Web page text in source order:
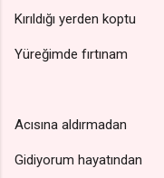
Kırıldığı yerden koptu
Yüreğimde fırtınam
Acısına aldırmadan
Gidiyorum hayatından